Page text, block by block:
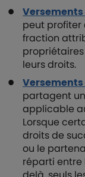
Versements
peut profiter
fraction
leurs droits.
Versements
partagent
applicable
Lorsque
droits de
ou le
réparti entre